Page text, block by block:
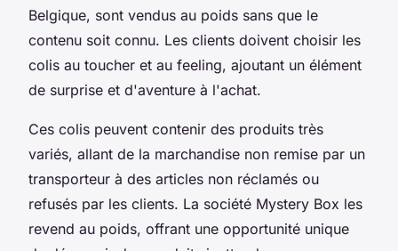
Belgique, sont vendus au poids sans que le
contenu soit connu. Les clients doivent choisir les
colis au toucher et au feeling, ajoutant un élément
de surprise et d'aventure à l'achat.
Ces colis peuvent contenir des produits très
variés, allant de la marchandise non remise par un
transporteur à des articles non réclamés ou
refusés par les clients. La société Mystery Box les
revend au poids, offrant une opportunité unique